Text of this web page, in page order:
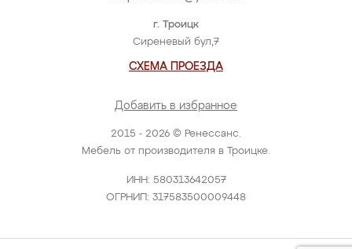
2015 - 2026 © Ренессанс.
Мебель от производителя в Троицке.
ИНН: 580313642057
ОГРНИП: 317583500009448
г. Троицк
Сиреневый бул,7
СХЕМА ПРОЕЗДА
Добавить в избранное